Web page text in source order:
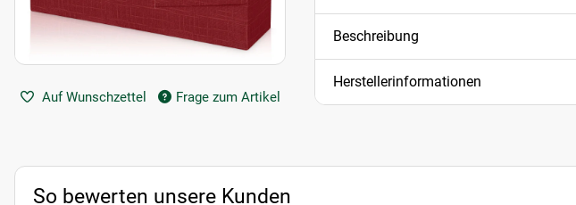
Auf Wunschzettel Frage zum Artikel
Beschreibung
Herstellerinformationen
So bewerten unsere Kunden